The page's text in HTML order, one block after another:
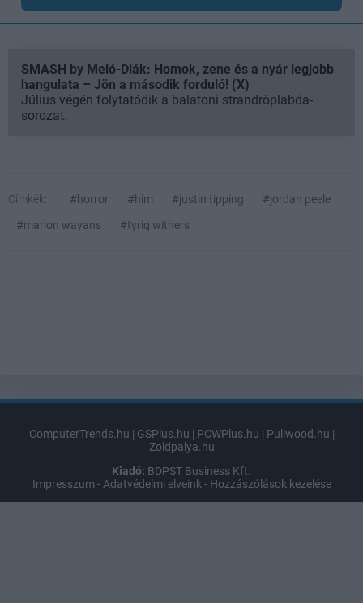
SMASH by Meló-Diák: Homok, zene és a nyár legjobb
hangulata – Jön a második forduló! (X)
Július végén folytatódik a balatoni strandröplabda-
sorozat.
Címkék: #horror #him #justin tipping
#jordan peele
#marlon wayans
#tyriq withers
ComputerTrends.hu | GSPlus.hu | PCWPlus.hu | Puliwood.hu |
Zoldpalya.hu
Kiadó: BDPST Business Kft.
Impresszum - Adatvédelmi elveink - Hozzászólások kezelése